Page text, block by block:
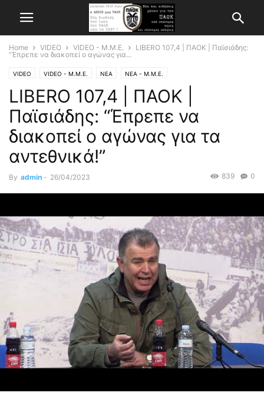
Home VIDEO VIDEO - Μ.Μ.Ε.
LIBERO 107,4 | ΠΑΟΚ | Παϊσιάδης:
“Έπρεπε να διακοπεί ο αγώνας για...
VIDEO VIDEO - Μ.Μ.Ε. ΝΕΑ ΝΕΑ - Μ.Μ.Ε.
LIBERO 107,4 | ΠΑΟΚ |
Παϊσιάδης: “Έπρεπε να
διακοπεί ο αγώνας για τα
αντεθνικά!”
By admin - 26/04/2023 0
839